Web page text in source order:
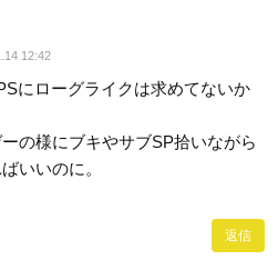
12:42
にローグライクは求めてないか
の様にブキやサブSP拾いながら
いいのに。
返信